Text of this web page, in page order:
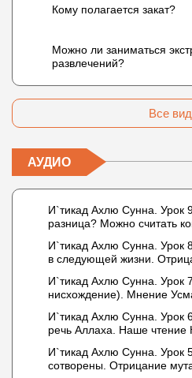
Кому полагается закат?
Можно ли заниматься
развлечений?
Все
АУДИО
И`тикад Ахлю Сунна. Урок
разница? Можно считать
И`тикад Ахлю Сунна. Урок
в следующей жизни.
Усмана ибн Саида ад-
дела и познание
И`тикад Ахлю Сунна. Урок
нисхождение). Мнение
описывается физическим
И`тикад Ахлю Сунна. Урок
речь Аллаха. Наше чтение
И`тикад Ахлю Сунна. Урок
сотворены. Отрицание